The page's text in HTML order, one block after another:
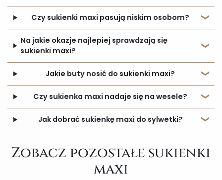
Czy sukienki maxi pasują niskim osobom?
Na jakie okazje najlepiej sprawdzają się
sukienki maxi?
Jakie buty nosić do sukienki maxi?
Czy sukienka maxi nadaje się na wesele?
Jak dobrać sukienkę maxi do sylwetki?
Zobacz pozostałe sukienki
maxi